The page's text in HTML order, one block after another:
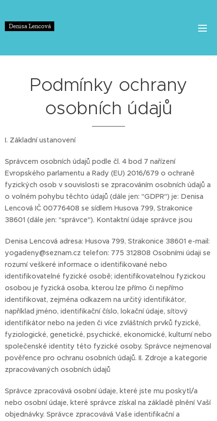
Denisa Lencová
Podmínky ochrany
osobních údajů
I. Základní ustanovení
Správcem osobních údajů podle čl. 4 bod 7 nařízení
Evropského parlamentu a Rady (EU) 2016/679 o ochraně
fyzických osob v souvislosti se zpracováním osobních údajů a
o volném pohybu těchto údajů (dále jen: "GDPR") je: Denisa
Lencová IČ 00776408 se sídlem Husova 799, Strakonice
38601 (dále jen: "správce"). Kontaktní údaje správce jsou
Denisa Lencová adresa: Husova 799, Strakonice 38601 e-mail:
yogadeny@seznam.cz telefon: 775 312808 Osobními údaji se
rozumí veškeré informace o identifikované nebo
identifikovatelné fyzické osobě; identifikovatelnou fyzickou
osobou je fyzická osoba, kterou lze přímo či nepřímo
identifikovat, zejména odkazem na určitý identifikátor,
například jméno, identifikační číslo, lokační údaje, síťový
identifikátor nebo na jeden či více zvláštních prvků fyzické,
fyziologické, genetické, psychické, ekonomické, kulturní nebo
společenské identity této fyzické osoby. Správce nejmenoval
pověřence pro ochranu osobních údajů. II. Zdroje a kategorie
zpracovávaných osobních údajů
Správce zpracovává osobní údaje, které jste mu poskytl/a
nebo osobní údaje, které správce získal na základě plnění Vaší
objednávky. Správce zpracovává Vaše identifikační a